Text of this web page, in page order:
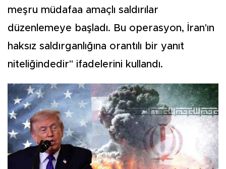
meşru müdafaa amaçlı saldırılar
düzenlemeye başladı. Bu operasyon, İran'ın
haksız saldırganlığına orantılı bir yanıt
niteliğindedir" ifadelerini kullandı.